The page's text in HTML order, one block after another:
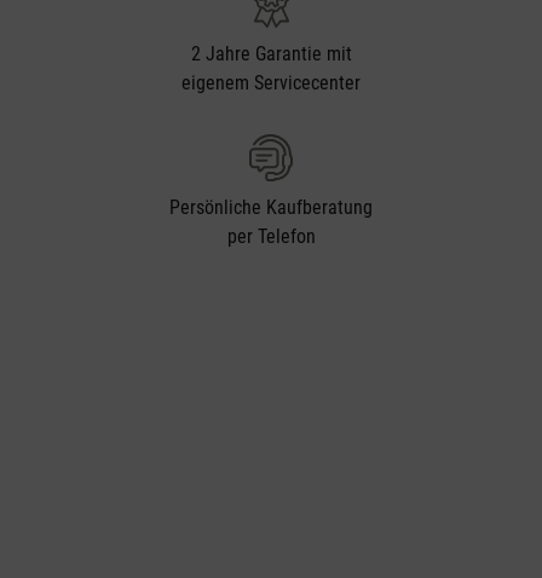
2 Jahre Garantie mit
eigenem Servicecenter
Persönliche Kaufberatung
per Telefon